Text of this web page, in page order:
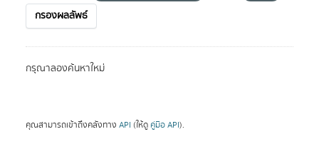
กรองผลลัพธ์
กรุณาลองค้นหาใหม่
คุณสามารถเข้าถึงคลังทาง API (ให้ดู คู่มือ API).